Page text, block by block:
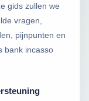
gids zullen we
vragen,
pijnpunten en
bank incasso